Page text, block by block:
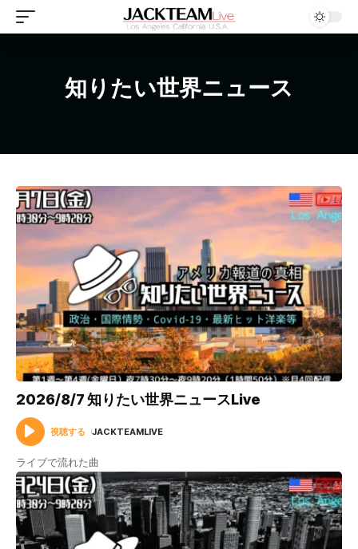
知りたい世界ニュース
2026/8/7 知りたい世界ニュースLive
視聴する JACKTEAMLIVE
ライブで流れた曲